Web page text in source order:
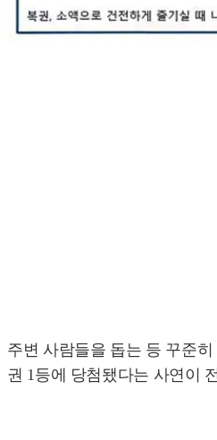
주변 사람들을 돕는 등 꾸준
권 1등에 당첨됐다는 사연이